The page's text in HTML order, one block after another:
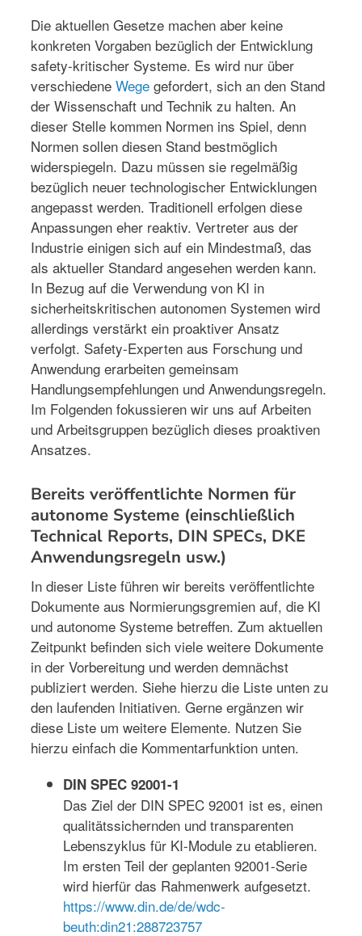
Die aktuellen Gesetze machen aber keine
konkreten Vorgaben bezüglich der Entwicklung
safety-kritischer Systeme. Es wird nur über
verschiedene Wege gefordert, sich an den Stand
der Wissenschaft und Technik zu halten. An
dieser Stelle kommen Normen ins Spiel, denn
Normen sollen diesen Stand bestmöglich
widerspiegeln. Dazu müssen sie regelmäßig
bezüglich neuer technologischer Entwicklungen
angepasst werden. Traditionell erfolgen diese
Anpassungen eher reaktiv. Vertreter aus der
Industrie einigen sich auf ein Mindestmaß, das
als aktueller Standard angesehen werden kann.
In Bezug auf die Verwendung von KI in
sicherheitskritischen autonomen Systemen wird
allerdings verstärkt ein proaktiver Ansatz
verfolgt. Safety-Experten aus Forschung und
Anwendung erarbeiten gemeinsam
Handlungsempfehlungen und Anwendungsregeln.
Im Folgenden fokussieren wir uns auf Arbeiten
und Arbeitsgruppen bezüglich dieses proaktiven
Ansatzes.
Bereits veröffentlichte Normen für
autonome Systeme (einschließlich
Technical Reports, DIN SPECs, DKE
Anwendungsregeln usw.)
In dieser Liste führen wir bereits veröffentlichte
Dokumente aus Normierungsgremien auf, die KI
und autonome Systeme betreffen. Zum aktuellen
Zeitpunkt befinden sich viele weitere Dokumente
in der Vorbereitung und werden demnächst
publiziert werden. Siehe hierzu die Liste unten zu
den laufenden Initiativen. Gerne ergänzen wir
diese Liste um weitere Elemente. Nutzen Sie
hierzu einfach die Kommentarfunktion unten.
DIN SPEC 92001-1
Das Ziel der DIN SPEC 92001 ist es, einen
qualitätssichernden und transparenten
Lebenszyklus für KI-Module zu etablieren.
Im ersten Teil der geplanten 92001-Serie
wird hierfür das Rahmenwerk aufgesetzt.
https://www.din.de/de/wdc-
beuth:din21:288723757